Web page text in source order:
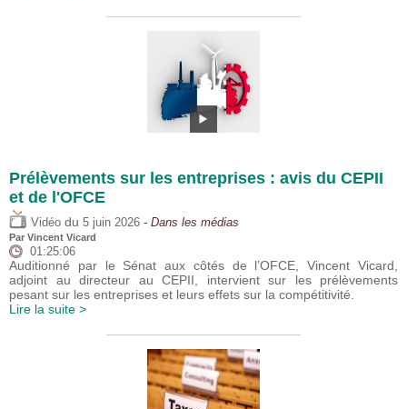
Prélèvements sur les entreprises : avis du CEPII
et de l'OFCE
Vidéo du 5 juin 2026 - Dans les médias
Par Vincent Vicard
01:25:06
Auditionné par le Sénat aux côtés de l’OFCE, Vincent Vicard,
adjoint au directeur au CEPII, intervient sur les prélèvements
pesant sur les entreprises et leurs effets sur la compétitivité.
Lire la suite >